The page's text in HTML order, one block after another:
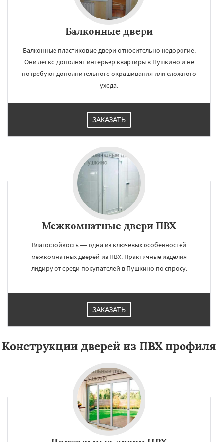
Балконные двери
Балконные пластиковые двери относительно недорогие.
Они легко дополнят интерьер квартиры в Пушкино и не
потребуют дополнительного окрашивания или сложного
ухода.
ЗАКАЗАТЬ
Межкомнатные двери ПВХ
Влагостойкость — одна из ключевых особенностей
межкомнатных дверей из ПВХ. Практичные изделия
лидируют среди покупателей в Пушкино по спросу.
ЗАКАЗАТЬ
Конструкции дверей из ПВХ профиля